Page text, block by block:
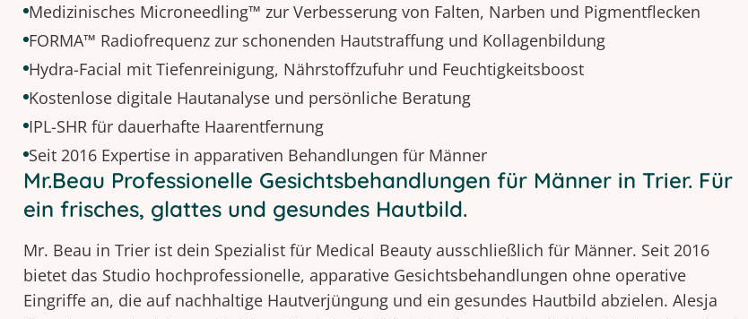
Medizinisches Microneedling™ zur Verbesserung von Falten, Narben und Pigmentflecken
FORMA™ Radiofrequenz zur schonenden Hautstraffung und Kollagenbildung
Hydra-Facial mit Tiefenreinigung, Nährstoffzufuhr und Feuchtigkeitsboost
Kostenlose digitale Hautanalyse und persönliche Beratung
IPL-SHR für dauerhafte Haarentfernung
Seit 2016 Expertise in apparativen Behandlungen für Männer
Mr.Beau Professionelle Gesichtsbehandlungen für Männer in Trier. Für
ein frisches, glattes und gesundes Hautbild.
Mr. Beau in Trier ist dein Spezialist für Medical Beauty ausschließlich für Männer. Seit 2016
bietet das Studio hochprofessionelle, apparative Gesichtsbehandlungen ohne operative
Eingriffe an, die auf nachhaltige Hautverjüngung und ein gesundes Hautbild abzielen. Alesja